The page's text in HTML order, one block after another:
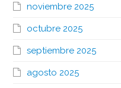
noviembre 2025
octubre 2025
septiembre 2025
agosto 2025